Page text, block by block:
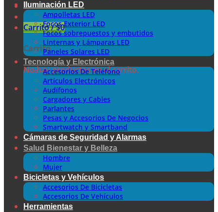
Carrito /$0
Carrito
No hay productos en el carrito.
Iluminación LED
Ampolletas LED
Focos Exterior LED
Focos sobrepuestos y embutidos
Linternas y Lámparas LED
Paneles Solares LED
Tecnología y Electrónica
Accesorios De Teléfono
Artículos Electrónicos
Audífonos
Cargadores y Cables
Parlantes
Pesas y Accesorios De Negocios
Smartwatch y Smartband
Cámaras de Seguridad y Alarmas
Salud Bienestar y Belleza
Hombre
Mujer
Bicicletas y Vehículos
Accesorios De Bicicletas
Accesorios De Vehículos
Herramientas